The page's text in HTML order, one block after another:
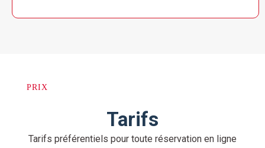
PRIX
Tarifs
Tarifs préférentiels pour toute réservation en ligne